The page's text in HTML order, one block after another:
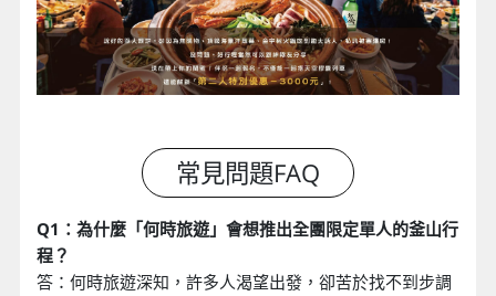
Q1：為什麼「何時旅遊」會想推出全團限定單人的釜山行
程？
答：何時旅遊深知，許多人渴望出發，卻苦於找不到步調